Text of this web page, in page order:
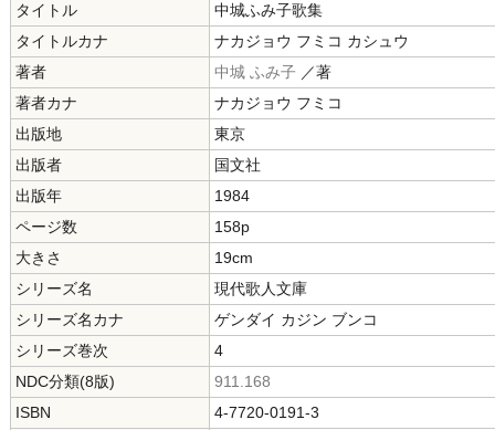
タイトル
中城ふみ子歌集
タイトルカナ
ナカジョウ フミコ カシュウ
著者
中城 ふみ子 ／著
著者カナ
ナカジョウ フミコ
出版地
東京
出版者
国文社
出版年
1984
ページ数
158p
大きさ
19cm
シリーズ名
現代歌人文庫
シリーズ名カナ
ゲンダイ カジン ブンコ
シリーズ巻次
4
NDC分類(8版)
911.168
ISBN
4-7720-0191-3